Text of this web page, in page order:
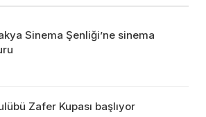
Sinema Şenliği’ne sinema
Zafer Kupası başlıyor